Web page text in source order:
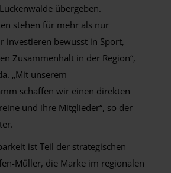
übergeben.
stehen für mehr als nur
investieren bewusst in Sport,
Zusammenhalt in der Region“,
„Mit unserem
schaffen wir einen direkten
und ihre Mitglieder“, so der
ist Teil der strategischen
Müller, die Marke im regionalen